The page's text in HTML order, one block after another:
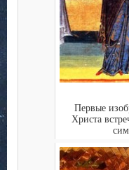
Первые
Христа